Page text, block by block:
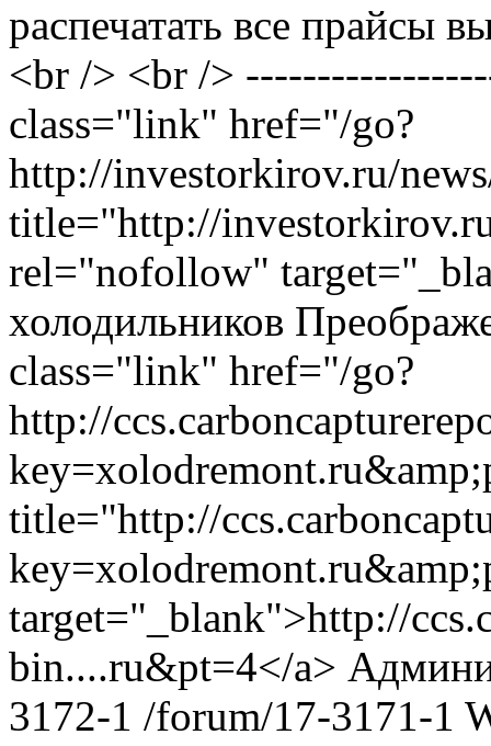
распечатать все прайсы
<br /> <br />
class="link" href="/go?
http://investorkirov.ru/
title="http://
rel="nofollow"
холодильников
class="link" href="/go?
http://
title="http://
target="_blank">http://
bin....ru&pt=4</a>
3172-1 /forum/17-3171-1